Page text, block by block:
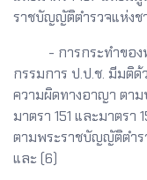
ราชบัญญัติตำรวจแห่งช
- การกระทำของพั
กรรมการ ป.ป.ช. มีมติด้
ความผิดทางอาญา ตา
มาตรา 151 และมาตรา
ตามพระราชบัญญัติตำร
และ (6)